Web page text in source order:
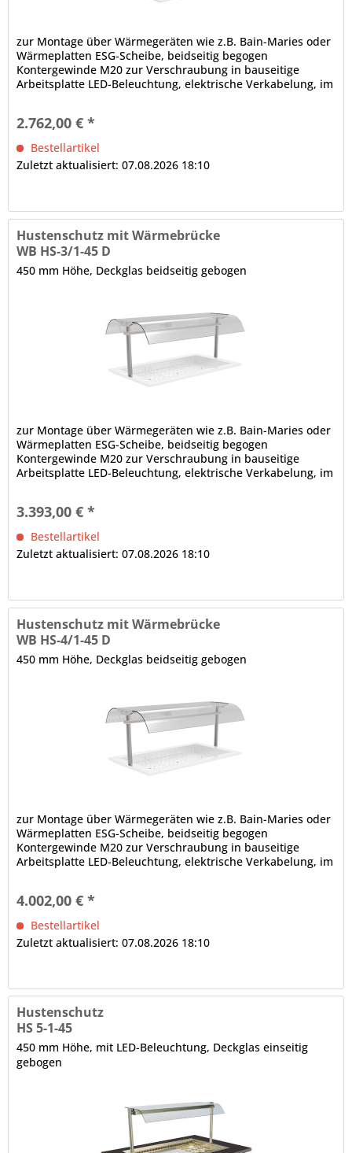
zur Montage über Wärmegeräten wie z.B. Bain-Maries oder
Wärmeplatten ESG-Scheibe, beidseitig begogen
Kontergewinde M20 zur Verschraubung in bauseitige
Arbeitsplatte LED-Beleuchtung, elektrische Verkabelung, im
2.762,00 € *
Bestellartikel
Zuletzt aktualisiert: 07.08.2026 18:10
Hustenschutz mit Wärmebrücke
WB HS-3/1-45 D
450 mm Höhe, Deckglas beidseitig gebogen
zur Montage über Wärmegeräten wie z.B. Bain-Maries oder
Wärmeplatten ESG-Scheibe, beidseitig begogen
Kontergewinde M20 zur Verschraubung in bauseitige
Arbeitsplatte LED-Beleuchtung, elektrische Verkabelung, im
3.393,00 € *
Bestellartikel
Zuletzt aktualisiert: 07.08.2026 18:10
Hustenschutz mit Wärmebrücke
WB HS-4/1-45 D
450 mm Höhe, Deckglas beidseitig gebogen
zur Montage über Wärmegeräten wie z.B. Bain-Maries oder
Wärmeplatten ESG-Scheibe, beidseitig begogen
Kontergewinde M20 zur Verschraubung in bauseitige
Arbeitsplatte LED-Beleuchtung, elektrische Verkabelung, im
4.002,00 € *
Bestellartikel
Zuletzt aktualisiert: 07.08.2026 18:10
Hustenschutz
HS 5-1-45
450 mm Höhe, mit LED-Beleuchtung, Deckglas einseitig
gebogen